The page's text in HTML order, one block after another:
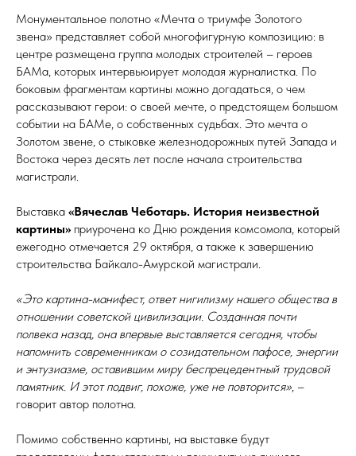
Монументальное полотно «Мечта о триумфе Золотого
звена» представляет собой многофигурную композицию: в
центре размещена группа молодых строителей – героев
БАМа, которых интервьюирует молодая журналистка. По
боковым фрагментам картины можно догадаться, о чем
рассказывают герои: о своей мечте, о предстоящем большом
событии на БАМе, о собственных судьбах. Это мечта о
Золотом звене, о стыковке железнодорожных путей Запада и
Востока через десять лет после начала строительства
магистрали.
Выставка «Вячеслав Чеботарь. История неизвестной
картины» приурочена ко Дню рождения комсомола, который
ежегодно отмечается 29 октября, а также к завершению
строительства Байкало-Амурской магистрали.
«Это картина-манифест, ответ нигилизму нашего общества в
отношении советской цивилизации. Созданная почти
полвека назад, она впервые выставляется сегодня, чтобы
напомнить современникам о созидательном пафосе, энергии
и энтузиазме, оставившим миру беспрецедентный трудовой
памятник. И этот подвиг, похоже, уже не повторится» , –
говорит автор полотна.
Помимо собственно картины, на выставке будут